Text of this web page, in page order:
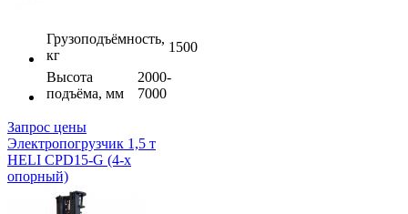
Грузоподъёмность,
кг
1500
Высота
подъёма, мм
2000-
7000
Запрос цены
Электропогрузчик 1,5 т
HELI CPD15-G (4-х
опорный)